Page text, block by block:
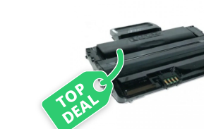
TOP
DEAL